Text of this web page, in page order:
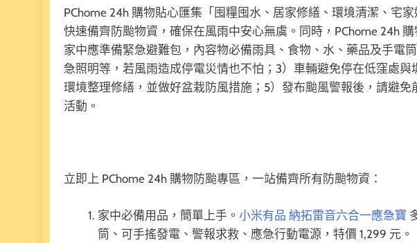
PChome 24h 購物貼心匯集「囤糧囤水、居家修繕、環境清潔、宅
快速備齊防颱物資，確保在風雨中安心無虞。同時，PChome 24h 購
家中應準備緊急避難包，內容物必備雨具、食物、水、藥品及手電
急照明等，若風雨造成停電災情也不怕；3）車輛避免停在低窪處
環境整理修繕，並做好盆栽防風措施；5）發布颱風警報後，請避
活動。
立即上 PChome 24h 購物防颱專區，一站備齊所有防颱物資：
家中必備用品，簡單上手。 小米有品 納拓雷音六合一應急寶
筒、可手搖發電、警報求救、應急行動電源，特價 1,299 元。